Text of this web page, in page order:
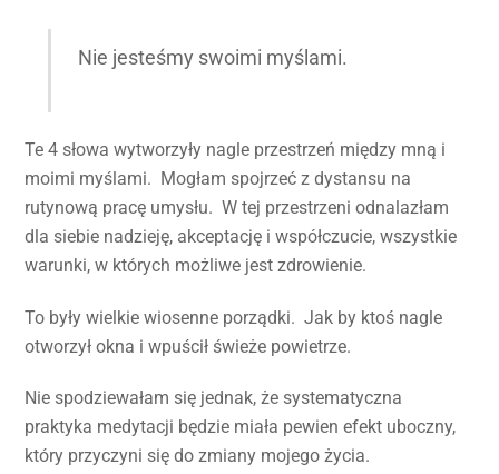
Nie jesteśmy swoimi myślami.
Te 4 słowa wytworzyły nagle przestrzeń między mną i
moimi myślami. Mogłam spojrzeć z dystansu na
rutynową pracę umysłu. W tej przestrzeni odnalazłam
dla siebie nadzieję, akceptację i współczucie, wszystkie
warunki, w których możliwe jest zdrowienie.
To były wielkie wiosenne porządki. Jak by ktoś nagle
otworzył okna i wpuścił świeże powietrze.
Nie spodziewałam się jednak, że systematyczna
praktyka medytacji będzie miała pewien efekt uboczny,
który przyczyni się do zmiany mojego życia.